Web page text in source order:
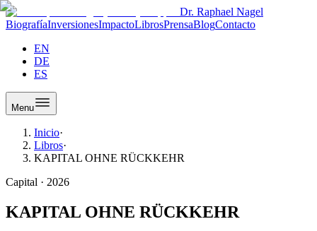
Dr. Raphael Nagel
BiografíaInversionesImpactoLibrosPrensaBlogContacto
EN
DE
ES
Menu
Inicio·
Libros·
KAPITAL OHNE RÜCKKEHR
Capital · 2026
KAPITAL OHNE RÜCKKEHR